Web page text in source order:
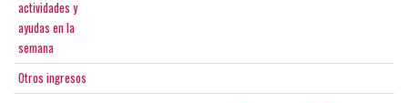
actividades y
ayudas en la
semana
Otros ingresos